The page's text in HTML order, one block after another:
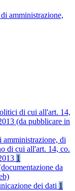
amministrazione,
di cui all'art. 14,
(da pubblicare in
di
di cui all'art. 14, co.
1
da
dei dati 1